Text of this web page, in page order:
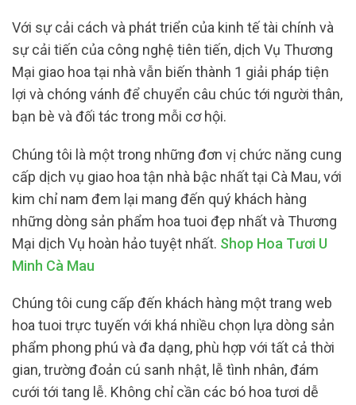
Với sự cải cách và phát triển của kinh tế tài chính và
sự cải tiến của công nghệ tiên tiến, dịch Vụ Thương
Mại giao hoa tại nhà vẫn biến thành 1 giải pháp tiện
lợi và chóng vánh để chuyển câu chúc tới người thân,
bạn bè và đối tác trong mỗi cơ hội.
Chúng tôi là một trong những đơn vị chức năng cung
cấp dịch vụ giao hoa tận nhà bậc nhất tại Cà Mau, với
kim chỉ nam đem lại mang đến quý khách hàng
những dòng sản phẩm hoa tuoi đẹp nhất và Thương
Mại dịch Vụ hoàn hảo tuyệt nhất. Shop Hoa Tươi U
Minh Cà Mau
Chúng tôi cung cấp đến khách hàng một trang web
hoa tuoi trực tuyến với khá nhiều chọn lựa dòng sản
phẩm phong phú và đa dạng, phù hợp với tất cả thời
gian, trường đoản cú sanh nhật, lễ tình nhân, đám
cưới tới tang lễ. Không chỉ cần các bó hoa tươi dễ